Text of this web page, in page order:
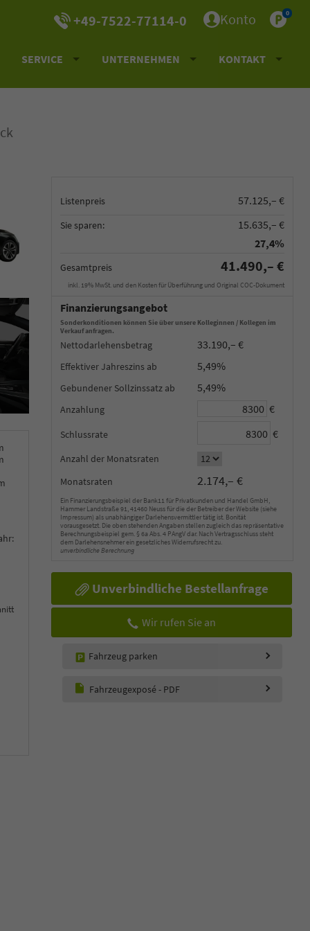
+49-7522-77114-0 Konto 0
SERVICE UNTERNEHMEN KONTAKT
Listenpreis 57.125,– €
Sie sparen:
15.635,– €
27,4%
Gesamtpreis 41.490,– €
inkl. 19% MwSt. und den Kosten für Überführung und Original COC-Dokument
Finanzierungsangebot
Sonderkonditionen können Sie über unsere Kolleginnen / Kollegen im
Verkauf anfragen.
Nettodarlehensbetrag 33.190,– €
Effektiver Jahreszins 5,49%
Gebundener Sollzinssatz 5,49%
Anzahlung €
Schlussrate €
Anzahl der Monatsraten
Monatsraten
2.174,– €
Ein Finanzierungsbeispiel der Bank11 für Privatkunden und Handel GmbH,
Hammer Landstraße 91, 41460 Neuss für die der Betreiber der Website (siehe
Impressum) als unabhängiger Darlehensvermittler tätig ist. Bonität
vorausgesetzt. Die oben stehenden Angaben stellen zugleich das repräsentative
Berechnungsbeispiel gem. § 6a Abs. 4 PAngV dar. Nach Vertragsschluss steht
dem Darlehensnehmer ein gesetzliches Widerrufsrecht zu.
unverbindliche Berechnung
Unverbindliche Bestellanfrage
Wir rufen Sie an
Fahrzeug parken
Fahrzeugexposé - PDF